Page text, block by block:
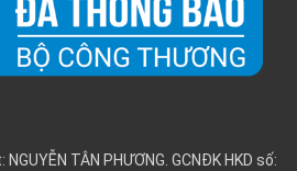
TÂN PHƯƠNG. GCNĐK HKD số: